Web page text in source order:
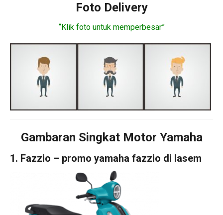
Foto Delivery
“Klik foto untuk memperbesar”
Gambaran Singkat Motor Yamaha
1. Fazzio – promo yamaha fazzio di lasem